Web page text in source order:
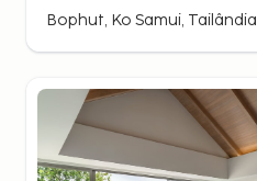
Bophut, Ko Samui, Tailândia